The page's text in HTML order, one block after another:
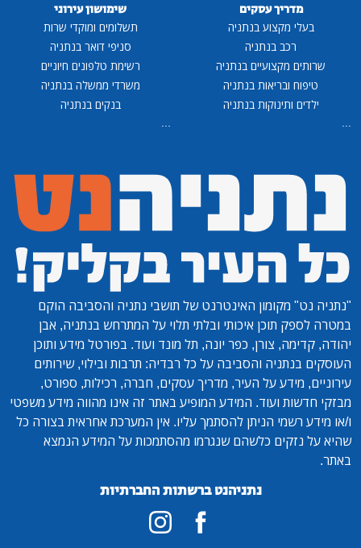
מדריך עסקים
בעלי מקצוע בנתניה
רכב בנתניה
שרותים מקצועיים בנתניה
טיפוח ובריאות בנתניה
ילדים ותינוקות בנתניה
...
שימושון עירוני
תשלומים ומוקדי שרות
סניפי דואר בנתניה
רשימת טלפונים חיוניים
משרדי ממשלה בנתניה
בנקים בנתניה
...
"נתניה נט" מקומון האינטרנט של תושבי נתניה והסביבה הוקם
במטרה לספק תוכן איכותי ובלתי תלוי על המתרחש בנתניה, אבן
יהודה, קדימה, צורן, כפר יונה, תל מונד ועוד. בפורטל מידע ותוכן
העוסקים בנתניה והסביבה על כל רבדיה: תרבות ובילוי, שירותים
עירוניים, מידע על העיר, מדריך עסקים, חברה, רכילות, ספורט,
מבזקי חדשות ועוד. המידע המופיע באתר זה אינו מהווה מידע משפטי
ו/או מידע רשמי הניתן להסתמך עליו. אין המערכת אחראית בצורה כל
שהיא על נזקים כלשהם שנגרמו מהסתמכות על המידע הנמצא
באתר.
נתניהנט ברשתות החברתיות